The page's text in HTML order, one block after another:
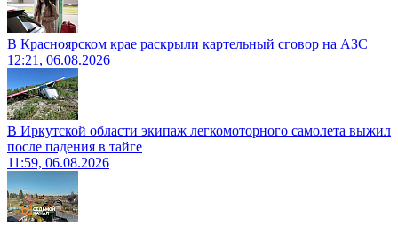
В Красноярском крае раскрыли картельный сговор на АЗС
12:21, 06.08.2026
В Иркутской области экипаж легкомоторного самолета выжил
после падения в тайге
11:59, 06.08.2026